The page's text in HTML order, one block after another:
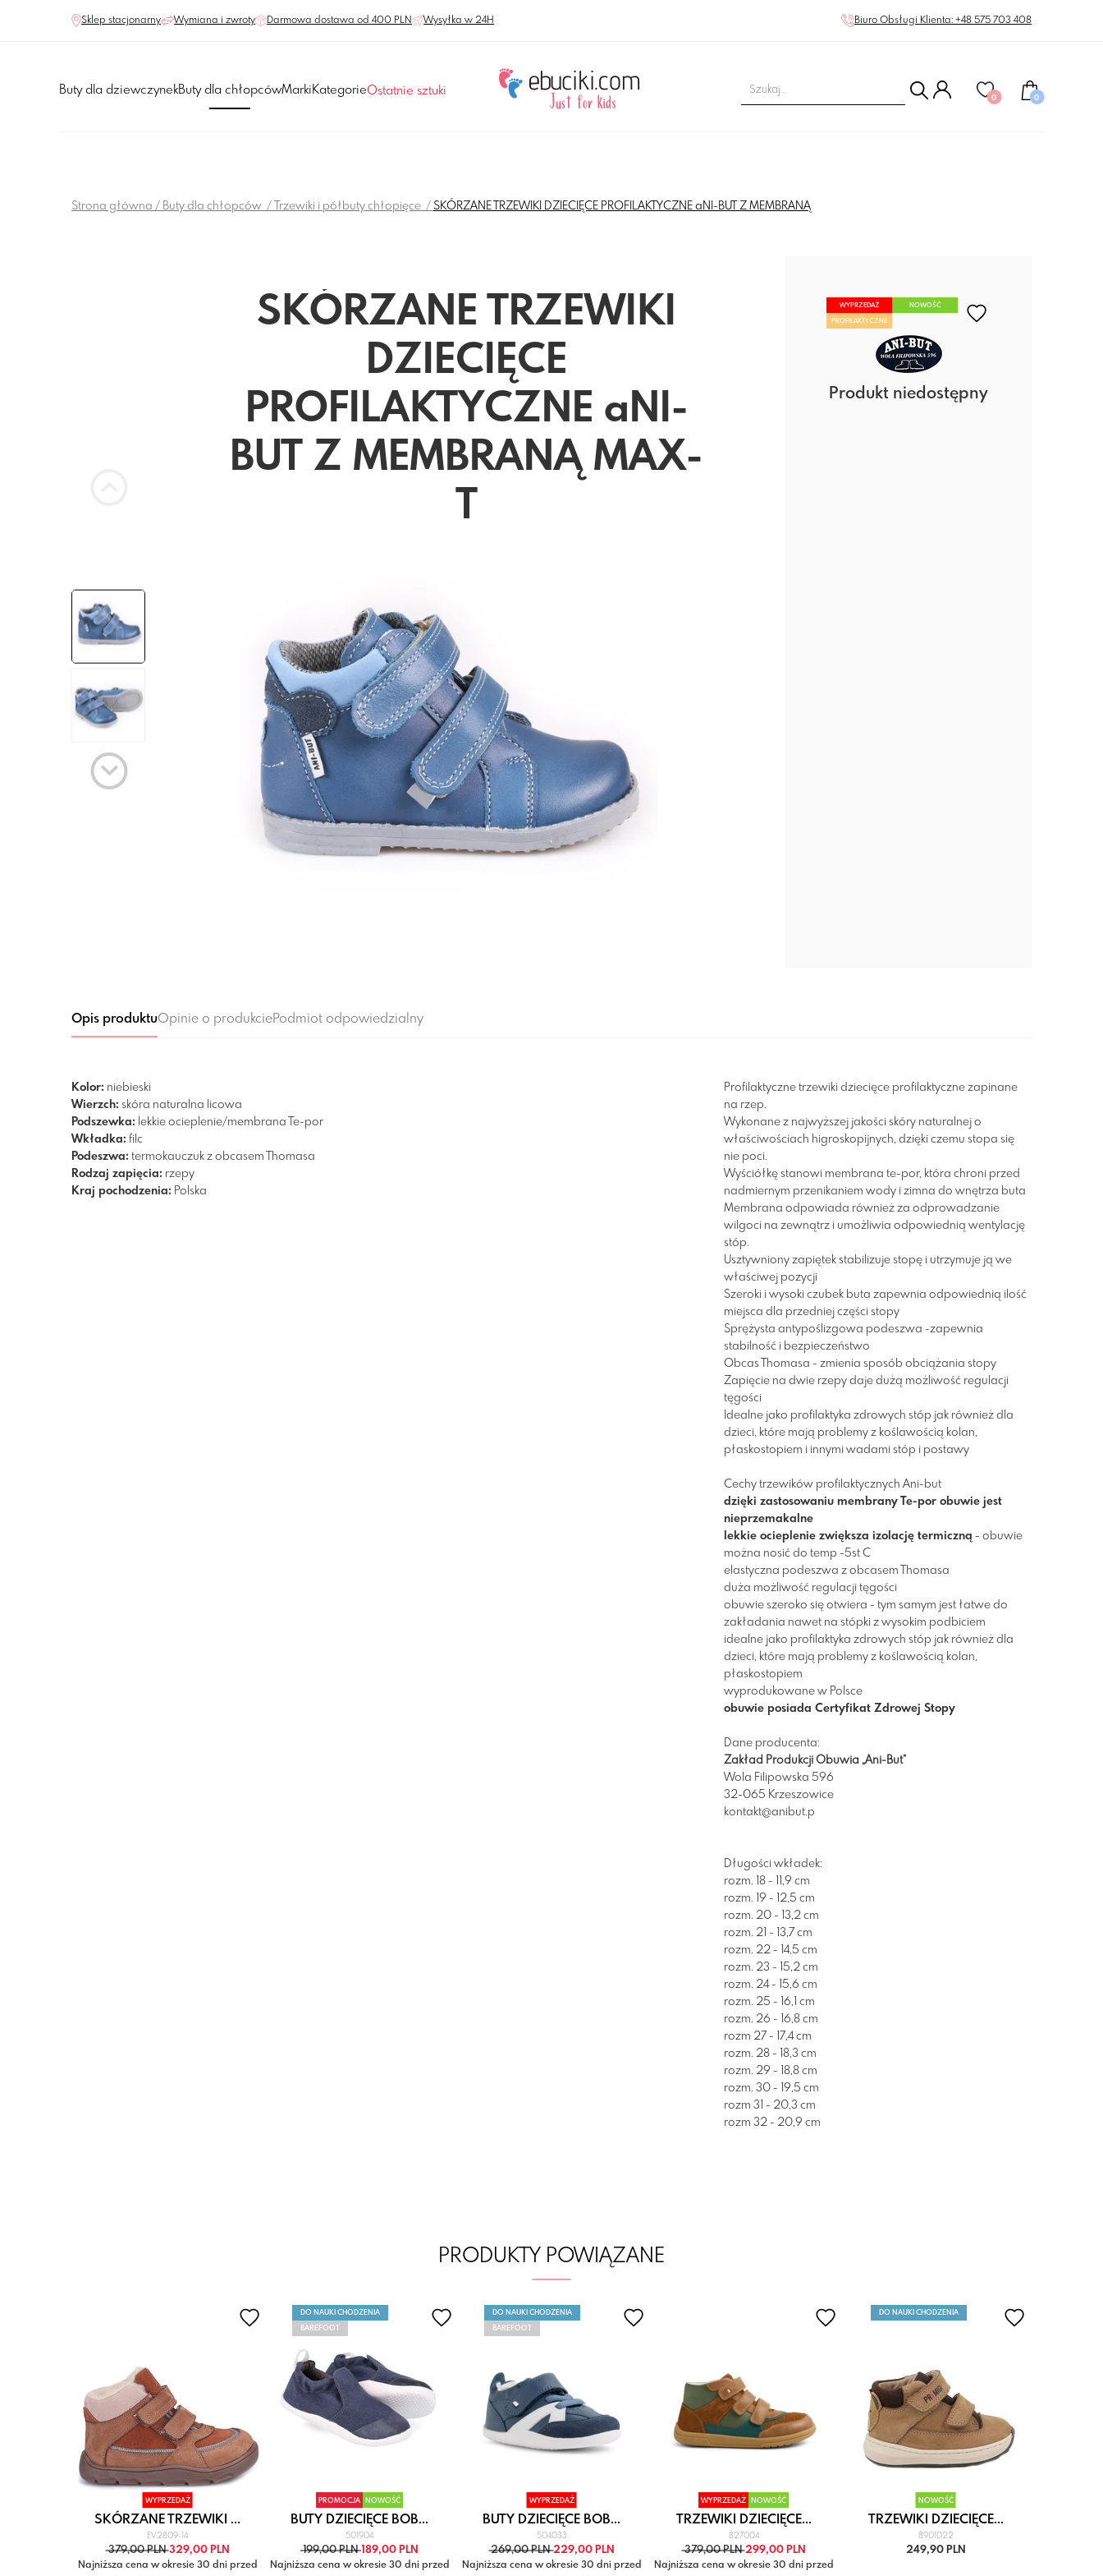
Sklep stacjonarny Wymiana i zwroty Darmowa dostawa od 400 PLN Wysyłka w 24H Biuro Obsługi Klienta: +48 575 703 408
Buty dla dziewczynekButy dla chłopcówMarkiKategorieOstatnie sztuki
0 0
Strona główna Buty dla chłopców Trzewiki i półbuty chłopięce SKÓRZANE TRZEWIKI DZIECIĘCE PROFILAKTYCZNE aNI-BUT Z MEMBRANĄ
SKÓRZANE TRZEWIKI
DZIECIĘCE
PROFILAKTYCZNE aNI-
BUT Z MEMBRANĄ MAX-
T
WYPRZEDAŻ NOWOŚĆ
PROFILAKTYCZNE
Produkt niedostępny
Opis produktuOpinie o produkciePodmiot odpowiedzialny
Kolor: niebieski
Wierzch: skóra naturalna licowa
Podszewka: lekkie ocieplenie/membrana Te-por
Wkładka: filc
Podeszwa: termokauczuk z obcasem Thomasa
Rodzaj zapięcia: rzepy
Kraj pochodzenia: Polska
Profilaktyczne trzewiki dziecięce profilaktyczne zapinane
na rzep.
Wykonane z najwyższej jakości skóry naturalnej o
właściwościach higroskopijnych, dzięki czemu stopa się
nie poci.
Wyściółkę stanowi membrana te-por, która chroni przed
nadmiernym przenikaniem wody i zimna do wnętrza buta
Membrana odpowiada również za odprowadzanie
wilgoci na zewnątrz i umożliwia odpowiednią wentylację
stóp.
Usztywniony zapiętek stabilizuje stopę i utrzymuje ją we
właściwej pozycji
Szeroki i wysoki czubek buta zapewnia odpowiednią ilość
miejsca dla przedniej części stopy
Sprężysta antypoślizgowa podeszwa -zapewnia
stabilność i bezpieczeństwo
Obcas Thomasa - zmienia sposób obciążania stopy
Zapięcie na dwie rzepy daje dużą możliwość regulacji
tęgości
Idealne jako profilaktyka zdrowych stóp jak również dla
dzieci, które mają problemy z koślawością kolan,
płaskostopiem i innymi wadami stóp i postawy
Cechy trzewików profilaktycznych Ani-but
dzięki zastosowaniu membrany Te-por obuwie jest
nieprzemakalne
lekkie ocieplenie zwiększa izolację termiczną - obuwie
można nosić do temp -5st C
elastyczna podeszwa z obcasem Thomasa
duża możliwość regulacji tęgości
obuwie szeroko się otwiera - tym samym jest łatwe do
zakładania nawet na stópki z wysokim podbiciem
idealne jako profilaktyka zdrowych stóp jak również dla
dzieci, które mają problemy z koślawością kolan,
płaskostopiem
wyprodukowane w Polsce
obuwie posiada Certyfikat Zdrowej Stopy
Dane producenta:
Zakład Produkcji Obuwia „Ani-But”
Wola Filipowska 596
32-065 Krzeszowice
kontakt@anibut.p
Długości wkładek:
rozm. 18 - 11,9 cm
rozm. 19 - 12,5 cm
rozm. 20 - 13,2 cm
rozm. 21 - 13,7 cm
rozm. 22 - 14,5 cm
rozm. 23 - 15,2 cm
rozm. 24 - 15,6 cm
rozm. 25 - 16,1 cm
rozm. 26 - 16,8 cm
rozm 27 - 17,4 cm
rozm. 28 - 18,3 cm
rozm. 29 - 18,8 cm
rozm. 30 - 19,5 cm
rozm 31 - 20,3 cm
rozm 32 - 20,9 cm
PRODUKTY POWIĄZANE
WYPRZEDAŻ
SKÓRZANE TRZEWIKI ...
EV2809-14
379,00 PLN329,00 PLN
Najniższa cena w okresie 30 dni przed
DO NAUKI CHODZENIA
BAREFOOT
PROMOCJA NOWOŚĆ
BUTY DZIECIĘCE BOB...
501904
199,00 PLN 189,00 PLN
Najniższa cena w okresie 30 dni przed
DO NAUKI CHODZENIA
BAREFOOT
WYPRZEDAŻ
BUTY DZIECIĘCE BOB...
504033
269,00 PLN229,00 PLN
Najniższa cena w okresie 30 dni przed
WYPRZEDAŻ NOWOŚĆ
TRZEWIKI DZIECIĘCE...
827004
379,00 PLN299,00 PLN
Najniższa cena w okresie 30 dni przed
DO NAUKI CHODZENIA
NOWOŚĆ
TRZEWIKI DZIECIĘCE...
8901022
249,90 PLN